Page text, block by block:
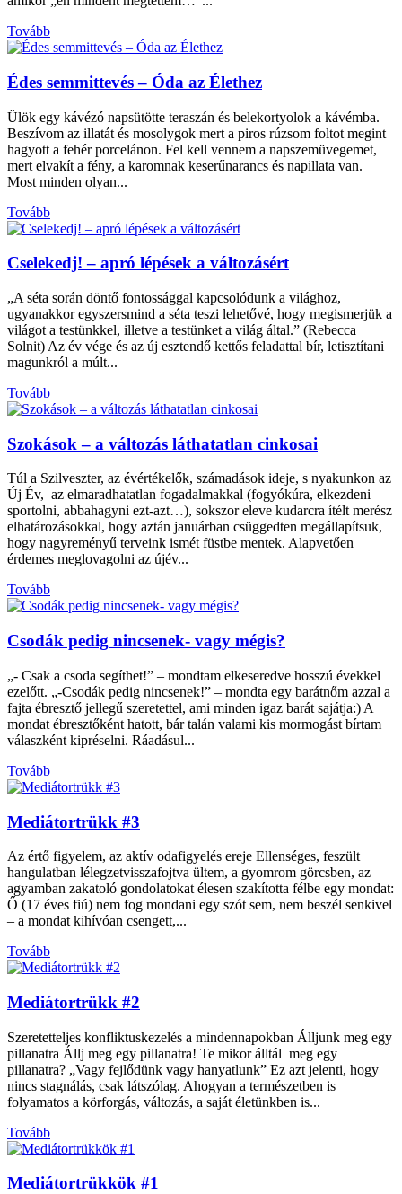
Tovább
Édes semmittevés – Óda az Élethez
Ülök egy kávézó napsütötte teraszán és belekortyolok a kávémba.
Beszívom az illatát és mosolygok mert a piros rúzsom foltot megint
hagyott a fehér porcelánon. Fel kell vennem a napszemüvegemet,
mert elvakít a fény, a karomnak keserűnarancs és napillata van.
Most minden olyan...
Tovább
Cselekedj! – apró lépések a változásért
„A séta során döntő fontossággal kapcsolódunk a világhoz,
ugyanakkor egyszersmind a séta teszi lehetővé, hogy megismerjük a
világot a testünkkel, illetve a testünket a világ által.” (Rebecca
Solnit) Az év vége és az új esztendő kettős feladattal bír, letisztítani
magunkról a múlt...
Tovább
Szokások – a változás láthatatlan cinkosai
Túl a Szilveszter, az évértékelők, számadások ideje, s nyakunkon az
Új Év, az elmaradhatatlan fogadalmakkal (fogyókúra, elkezdeni
sportolni, abbahagyni ezt-azt…), sokszor eleve kudarcra ítélt merész
elhatározásokkal, hogy aztán januárban csüggedten megállapítsuk,
hogy nagyreményű terveink ismét füstbe mentek. Alapvetően
érdemes meglovagolni az újév...
Tovább
Csodák pedig nincsenek- vagy mégis?
„- Csak a csoda segíthet!” – mondtam elkeseredve hosszú évekkel
ezelőtt. „-Csodák pedig nincsenek!” – mondta egy barátnőm azzal a
fajta ébresztő jellegű szeretettel, ami minden igaz barát sajátja:) A
mondat ébresztőként hatott, bár talán valami kis mormogást bírtam
válaszként kipréselni. Ráadásul...
Tovább
Mediátortrükk #3
Az értő figyelem, az aktív odafigyelés ereje Ellenséges, feszült
hangulatban lélegzetvisszafojtva ültem, a gyomrom görcsben, az
agyamban zakatoló gondolatokat élesen szakította félbe egy mondat:
Ő (17 éves fiú) nem fog mondani egy szót sem, nem beszél senkivel
– a mondat kihívóan csengett,...
Tovább
Mediátortrükk #2
Szeretetteljes konfliktuskezelés a mindennapokban Álljunk meg egy
pillanatra Állj meg egy pillanatra! Te mikor álltál meg egy
pillanatra? „Vagy fejlődünk vagy hanyatlunk” Ez azt jelenti, hogy
nincs stagnálás, csak látszólag. Ahogyan a természetben is
folyamatos a körforgás, változás, a saját életünkben is...
Tovább
Mediátortrükkök #1